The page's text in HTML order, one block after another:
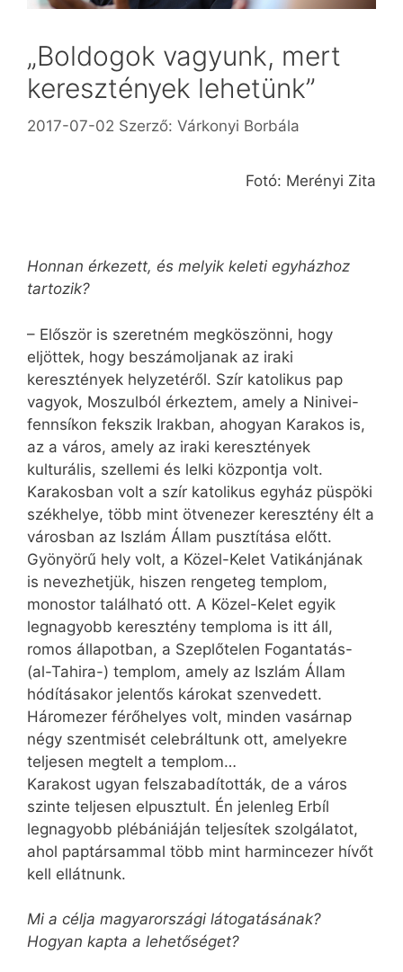
„Boldogok vagyunk, mert
keresztények lehetünk”
2017-07-02 Szerző: Várkonyi Borbála
Fotó: Merényi Zita
Honnan érkezett, és melyik keleti egyházhoz
tartozik?
– Először is szeretném megköszönni, hogy
eljöttek, hogy beszámoljanak az iraki
keresztények helyzetéről. Szír katolikus pap
vagyok, Moszulból érkeztem, amely a Ninivei-
fennsíkon fekszik Irakban, ahogyan Karakos is,
az a város, amely az iraki keresztények
kulturális, szellemi és lelki központja volt.
Karakosban volt a szír katolikus egyház püspöki
székhelye, több mint ötvenezer keresztény élt a
városban az Iszlám Állam pusztítása előtt.
Gyönyörű hely volt, a Közel-Kelet Vatikánjának
is nevezhetjük, hiszen rengeteg templom,
monostor található ott. A Közel-Kelet egyik
legnagyobb keresztény temploma is itt áll,
romos állapotban, a Szeplőtelen Fogantatás-
(al-Tahira-) templom, amely az Iszlám Állam
hódításakor jelentős károkat szenvedett.
Háromezer férőhelyes volt, minden vasárnap
négy szentmisét celebráltunk ott, amelyekre
teljesen megtelt a templom…
Karakost ugyan felszabadították, de a város
szinte teljesen elpusztult. Én jelenleg Erbíl
legnagyobb plébániáján teljesítek szolgálatot,
ahol paptársammal több mint harmincezer hívőt
kell ellátnunk.
Mi a célja magyarországi látogatásának?
Hogyan kapta a lehetőséget?